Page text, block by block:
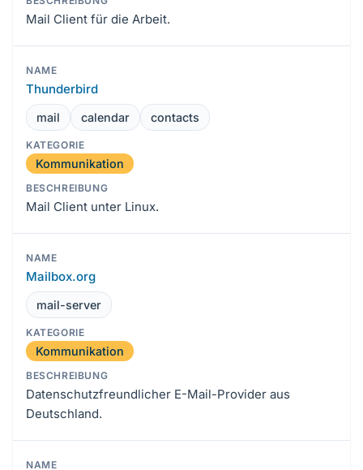
Mail Client für die Arbeit.
Thunderbird
mail calendar contacts
Kommunikation
Mail Client unter Linux.
Mailbox.org
mail-server
Kommunikation
Datenschutzfreundlicher E-Mail-Provider aus
Deutschland.